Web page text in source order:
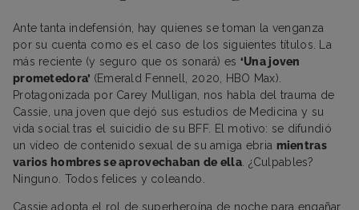
Ante tanta indefensión, hay quienes se toman la venganza
por su cuenta como es el caso de los siguientes títulos. La
más reciente (y seguro que os sonará) es ‘Una joven
prometedora’ (Emerald Fennell, 2020, HBO Max).
Protagonizada por Carey Mulligan, nos habla del trauma de
Cassie, una joven que dejó sus estudios de Medicina y su
vida social tras el suicidio de su BFF. El motivo: se difundió
un vídeo de contenido sexual de su amiga ebria mientras
varios hombres se aprovechaban de ella. ¿Culpables?
Ninguno. Todos felices y coleando.
Cassie adopta el rol de superheroína de noche para engañar